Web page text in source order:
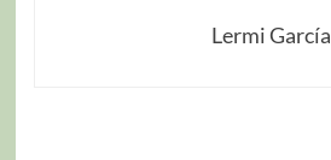
Lermi García